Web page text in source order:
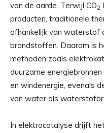
van de aarde. Terwijl CO2
producten, traditionele
afhankelijk van waterstof
brandstoffen. Daarom is
methoden zoals
duurzame
en windenergie, evenals
van water als
In elektrocatalyse drijft